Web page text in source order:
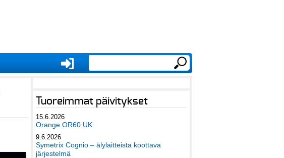
Tuoreimmat päivitykset
15.6.2026
Orange OR60 UK
9.6.2026
Symetrix Cognio – älylaitteista koottava
järjestelmä